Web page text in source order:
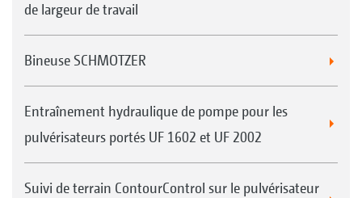
de largeur de travail
Bineuse SCHMOTZER
Entraînement hydraulique de pompe pour les
pulvérisateurs portés UF 1602 et UF 2002
Suivi de terrain ContourControl sur le pulvérisateur